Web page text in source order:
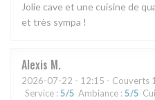
Jolie cave et une cuisine de
et très sympa !
Alexis M
2026-07-22 - 12:15 - Couverts
Service : 5/5 Ambiance : 5/5